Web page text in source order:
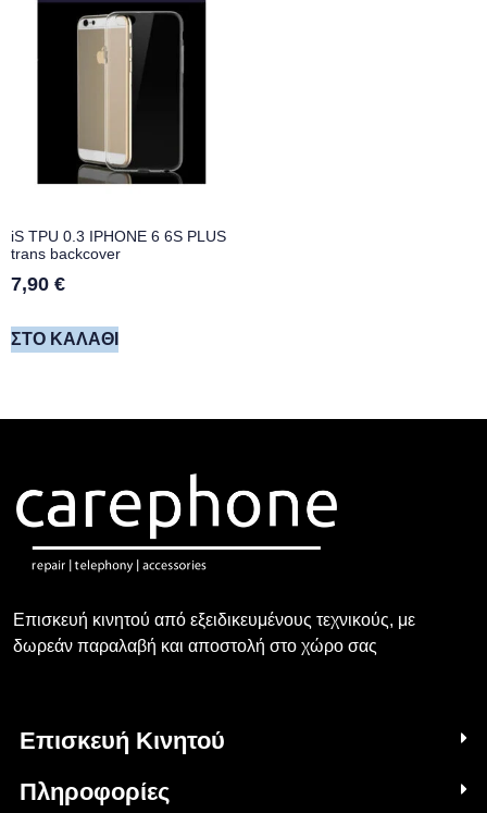
iS TPU 0.3 IPHONE 6 6S PLUS
trans backcover
7,90 €
ΣΤΟ ΚΑΛΆΘΙ
Επισκευή κινητού από εξειδικευμένους τεχνικούς, με
δωρεάν παραλαβή και αποστολή στο χώρο σας
Επισκευή Κινητού
Πληροφορίες